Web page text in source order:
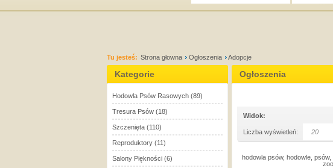
Tu jesteś: Strona głowna Ogłoszenia Adopcje
Kategorie
Hodowla Psów Rasowych (89)
Tresura Psów (18)
Szczenięta (110)
Reproduktory (11)
Salony Piękności (6)
Ogłoszenia
Widok:
Liczba wyświetleń: 20
hodowla psów, hodowle,